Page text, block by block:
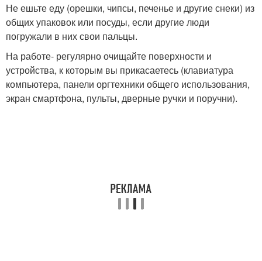
Не ешьте еду (орешки, чипсы, печенье и другие снеки) из
общих упаковок или посуды, если другие люди
погружали в них свои пальцы.
На работе- регулярно очищайте поверхности и
устройства, к которым вы прикасаетесь (клавиатура
компьютера, панели оргтехники общего использования,
экран смартфона, пульты, дверные ручки и поручни).